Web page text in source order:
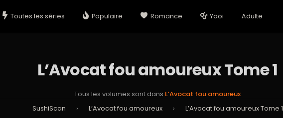
Toutes les séries Populaire Romance Yaoi Adulte
L’Avocat fou amoureux Tome 1
Tous les volumes sont dans L’Avocat fou amoureux
SushiScan
› L’Avocat fou amoureux › L’Avocat fou amoureux Tome 1